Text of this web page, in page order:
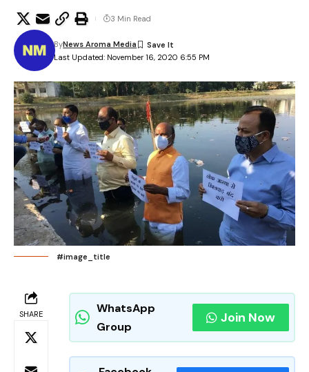
Last Updated: November 16, 2020 6:55 PM
ByNews Aroma Media
3 Min Read
#image_title
SHARE
WhatsApp
Group
Join Now